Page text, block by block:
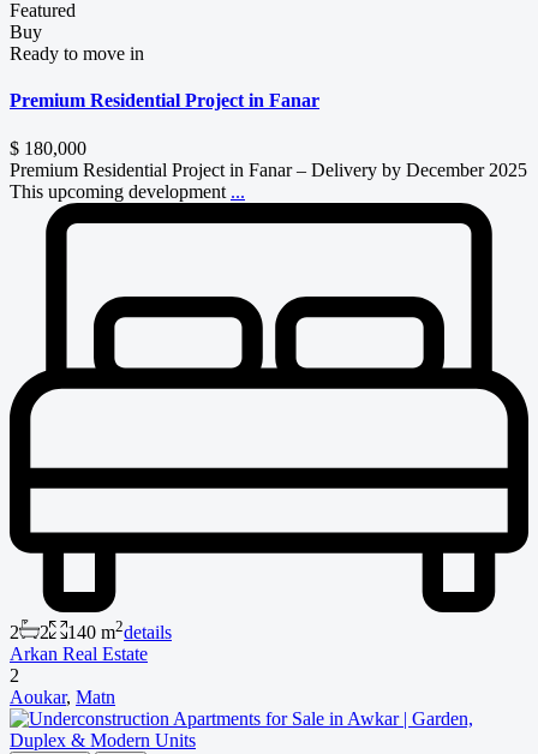
Featured
Buy
Ready to move in
Premium Residential Project in Fanar
$ 180,000
Premium Residential Project in Fanar – Delivery by December 2025
This upcoming development ...
2 2 140 m2details
Arkan Real Estate
2
Aoukar, Matn